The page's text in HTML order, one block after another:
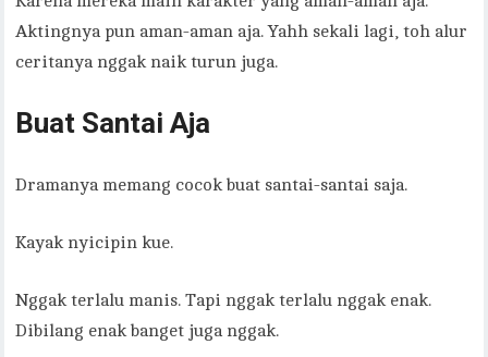
Aktingnya pun aman-aman aja. Yahh sekali lagi, toh alur
ceritanya nggak naik turun juga.
Buat Santai Aja
Dramanya memang cocok buat santai-santai saja.
Kayak nyicipin kue.
Nggak terlalu manis. Tapi nggak terlalu nggak enak.
Dibilang enak banget juga nggak.